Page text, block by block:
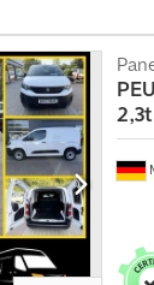
centrinis
sistema, oro
filtras, sėdynės